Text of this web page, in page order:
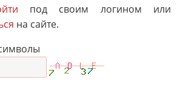
под своим логином или
на сайте.